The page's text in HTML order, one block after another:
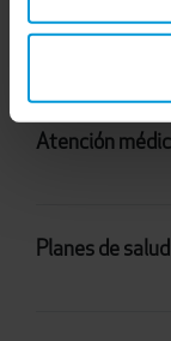
Autorizaciones
Atención
Planes de